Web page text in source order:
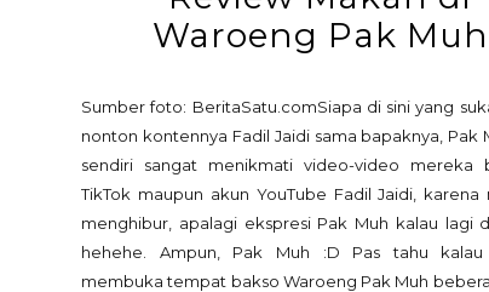
Waroeng Pak Muh
Sumber foto: BeritaSatu.comSiapa di sini yang
nonton kontennya Fadil Jaidi sama bapaknya, Pak
sendiri sangat menikmati video-video mereka
TikTok maupun akun YouTube Fadil Jaidi, karena
menghibur, apalagi ekspresi Pak Muh kalau lagi
hehehe. Ampun, Pak Muh :D Pas tahu kalau
membuka tempat bakso Waroeng Pak Muh